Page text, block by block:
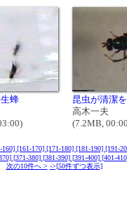
蜂
昆虫が清潔
高木一夫
(7.2MB,
160] [161-170] [171-180] [181-190] [191-
[371-380] [381-390] [391-400] [401-
次の10件へ > ->[50件ずつ表示]